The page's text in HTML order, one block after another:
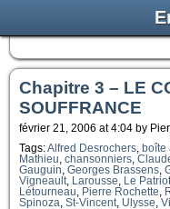
Chapitre 3 – LE
SOUFFRANCE
février 21, 2006 at 4:04 by
Tags:Alfred Desrochers boîte
Mathieu chansonniers
Gauguin Georges Brassens
Vigneault
Larousse Le
Létourneau
Pierre Rochette
Spinoza St-Vincent Ulysse